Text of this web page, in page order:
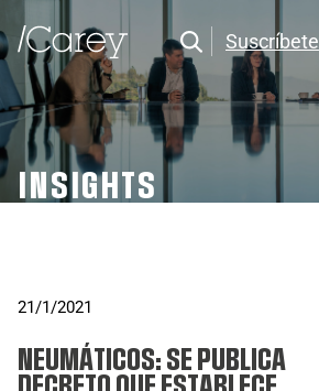
Suscríbete
INSIGHTS
21/1/2021
NEUMÁTICOS: SE PUBLICA